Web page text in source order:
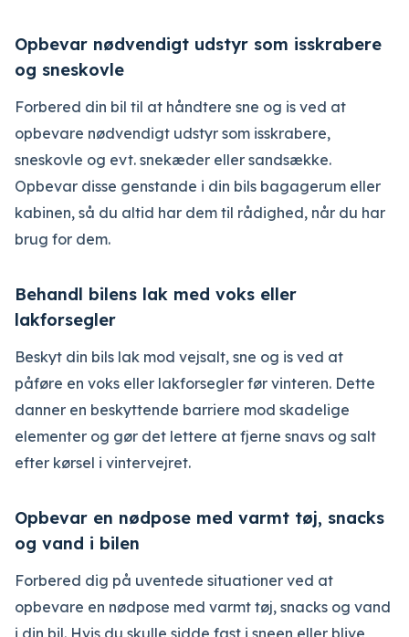
Opbevar nødvendigt udstyr som isskrabere
og sneskovle
Forbered din bil til at håndtere sne og is ved at
opbevare nødvendigt udstyr som isskrabere,
sneskovle og evt. snekæder eller sandsække.
Opbevar disse genstande i din bils bagagerum eller
kabinen, så du altid har dem til rådighed, når du har
brug for dem.
Behandl bilens lak med voks eller
lakforsegler
Beskyt din bils lak mod vejsalt, sne og is ved at
påføre en voks eller lakforsegler før vinteren. Dette
danner en beskyttende barriere mod skadelige
elementer og gør det lettere at fjerne snavs og salt
efter kørsel i vintervejret.
Opbevar en nødpose med varmt tøj, snacks
og vand i bilen
Forbered dig på uventede situationer ved at
opbevare en nødpose med varmt tøj, snacks og vand
i din bil. Hvis du skulle sidde fast i sneen eller blive